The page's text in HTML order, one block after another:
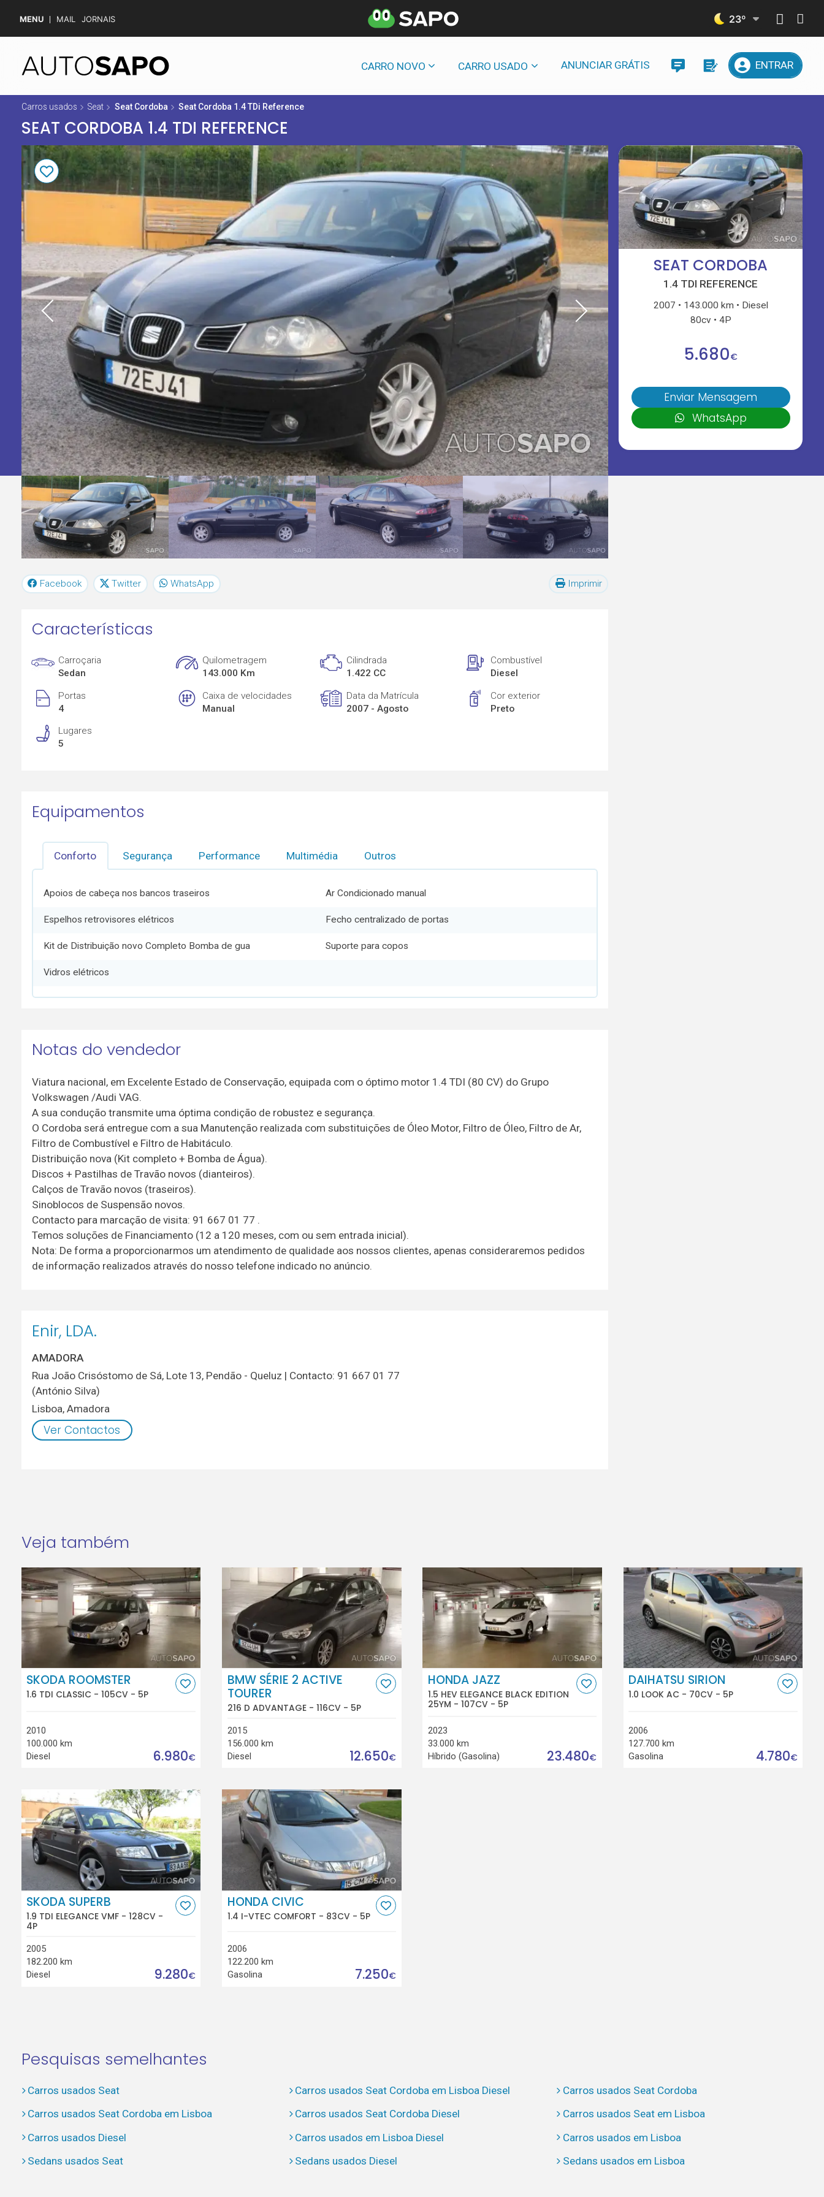
MENU MAIL JORNAIS 23º
CARRO NOVO CARRO USADO ANUNCIAR GRÁTIS ENTRAR
Carros usados Seat Seat Cordoba Seat Cordoba 1.4 TDi Reference
SEAT CORDOBA 1.4 TDI REFERENCE
SEAT CORDOBA
1.4 TDI REFERENCE
2007 143.000 km
Diesel
80cv
4P
5.680€
Enviar Mensagem
WhatsApp
Facebook Twitter WhatsApp Imprimir
Características
Carroçaria
Sedan
Quilometragem
143.000 Km
Cilindrada
1.422 CC
Combustível
Diesel
Portas
4
Caixa de velocidades
Manual
Data da Matrícula
2007 - Agosto
Cor exterior
Preto
Lugares
5
Equipamentos
Conforto Segurança Performance Multimédia Outros
Apoios de cabeça nos bancos traseiros Ar Condicionado manual
Espelhos retrovisores elétricos Fecho centralizado de portas
Kit de Distribuição novo Completo Bomba de gua Suporte para copos
Vidros elétricos
Notas do vendedor
Viatura nacional, em Excelente Estado de Conservação, equipada com o óptimo motor 1.4 TDI (80 CV) do Grupo
Volkswagen /Audi VAG.
A sua condução transmite uma óptima condição de robustez e segurança.
O Cordoba será entregue com a sua Manutenção realizada com substituições de Óleo Motor, Filtro de Óleo, Filtro de Ar,
Filtro de Combustível e Filtro de Habitáculo.
Distribuição nova (Kit completo + Bomba de Água).
Discos + Pastilhas de Travão novos (dianteiros).
Calços de Travão novos (traseiros).
Sinoblocos de Suspensão novos.
Contacto para marcação de visita: 91 667 01 77 .
Temos soluções de Financiamento (12 a 120 meses, com ou sem entrada inicial).
Nota: De forma a proporcionarmos um atendimento de qualidade aos nossos clientes, apenas consideraremos pedidos
de informação realizados através do nosso telefone indicado no anúncio.
Enir, LDA.
AMADORA
Rua João Crisóstomo de Sá, Lote 13, Pendão - Queluz | Contacto: 91 667 01 77
(António Silva)
Lisboa, Amadora
Ver Contactos
Veja também
SKODA ROOMSTER
1.6 TDI CLASSIC - 105CV - 5P
2010
100.000 km
Diesel
6.980€
BMW SÉRIE 2 ACTIVE
TOURER
216 D ADVANTAGE - 116CV - 5P
2015
156.000 km
Diesel
12.650€
HONDA JAZZ
1.5 HEV ELEGANCE BLACK EDITION
25YM - 107CV - 5P
2023
33.000 km
Híbrido (Gasolina)
23.480€
DAIHATSU SIRION
1.0 LOOK AC - 70CV - 5P
2006
127.700 km
Gasolina
4.780€
SKODA SUPERB
1.9 TDI ELEGANCE VMF - 128CV -
4P
2005
182.200 km
Diesel
9.280€
HONDA CIVIC
1.4 I-VTEC COMFORT - 83CV - 5P
2006
122.200 km
Gasolina
7.250€
Pesquisas semelhantes
Carros usados Seat Carros usados Seat Cordoba em Lisboa Diesel
Carros usados Seat Cordoba
Carros usados Seat Cordoba em Lisboa
Carros usados Seat Cordoba Diesel
Carros usados Seat em Lisboa
Carros usados Diesel
Carros usados em Lisboa Diesel
Carros usados em Lisboa
Sedans usados Seat
Sedans usados Diesel Sedans usados em Lisboa